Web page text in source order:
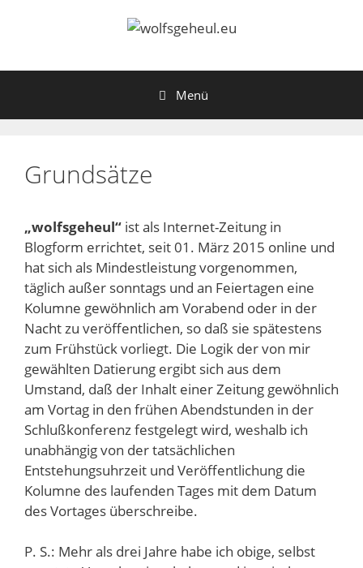
Menü
Grundsätze
„wolfsgeheul“ ist als Internet-Zeitung in
Blogform errichtet, seit 01. März 2015 online und
hat sich als Mindestleistung vorgenommen,
täglich außer sonntags und an Feiertagen eine
Kolumne gewöhnlich am Vorabend oder in der
Nacht zu veröffentlichen, so daß sie spätestens
zum Frühstück vorliegt. Die Logik der von mir
gewählten Datierung ergibt sich aus dem
Umstand, daß der Inhalt einer Zeitung gewöhnlich
am Vortag in den frühen Abendstunden in der
Schlußkonferenz festgelegt wird, weshalb ich
unabhängig von der tatsächlichen
Entstehungsuhrzeit und Veröffentlichung die
Kolumne des laufenden Tages mit dem Datum
des Vortages überschreibe.
P. S.: Mehr als drei Jahre habe ich obige, selbst